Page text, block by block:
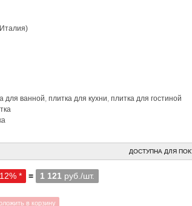
для ванной, плитка для кухни, плитка для гостиной
ДОСТУПНА ДЛЯ
* = 1 121 руб./шт.
в корзину